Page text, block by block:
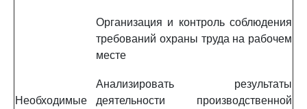
Организация и контроль соблюдения
требований охраны труда на рабочем
месте
Необходимые
Анализировать результаты
деятельности производственной